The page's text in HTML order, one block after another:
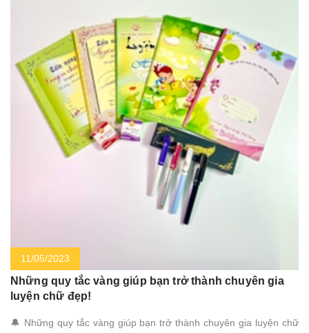
11/05/2023
Những quy tắc vàng giúp bạn trở thành chuyên gia
luyện chữ đẹp!
🔔 Những quy tắc vàng giúp bạn trở thành chuyên gia luyện chữ